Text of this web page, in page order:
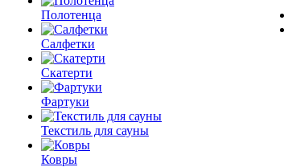
Полотенца
Салфетки
Скатерти
Фартуки
Текстиль для сауны
Ковры